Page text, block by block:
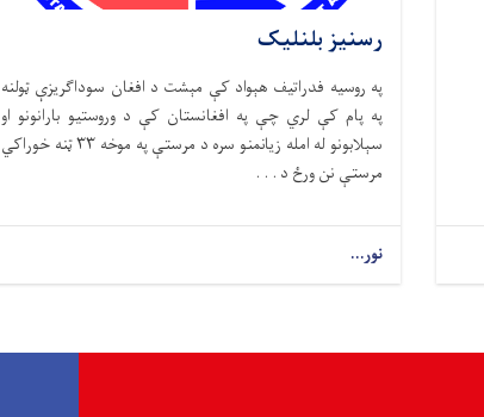
رسنیز بلنلیک
په روسیه فدراتیف هېواد کې مېشت د افغان سوداګریزې ټولنه
په پام کې لري چې په افغانستان کې د وروستیو بارانونو او
سېلابونو له امله زیانمنو سره د مرستې په موخه ۳۳ ټنه خوراکي
مرستې نن ورځ د . . .
نور...